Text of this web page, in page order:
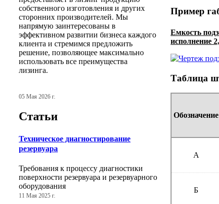
собственного изготовления и других
сторонних производителей. Мы
напрямую заинтересованы в
эффективном развитии бизнеса каждого
клиента и стремимся предложить
решение, позволяющее максимально
использовать все преимущества
лизинга.
05 Мая 2026 г.
Статьи
Техническое диагностирование
резервуара
Требования к процессу диагностики
поверхности резервуара и резервуарного
оборудования
11 Мая 2025 г.
Пример
Емкость
исполнение
Таблица
Обозначение
А
Б